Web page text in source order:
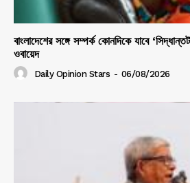
বাংলাদেশের সঙ্গে সম্পর্ক কোনদিকে যাবে
ওবায়েদ
Daily Opinion Stars - 06/08/2026